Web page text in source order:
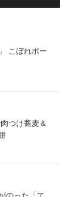
こぼれポー
つけ蕎麦＆